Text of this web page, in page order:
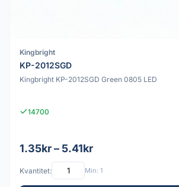
Kingbright
KP-2012SGD
Kingbright KP-2012SGD Green 0805 LED
14700
1.35kr – 5.41kr
Kvantitet: Min: 1